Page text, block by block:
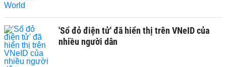
'Sổ đỏ điện tử' đã hiển thị trên VNeID của
nhiều người dân